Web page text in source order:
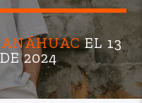
EL 13
2024